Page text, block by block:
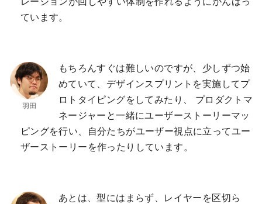
ています。
もちろんすぐは難しいのですが、少しずつ始
めていて、デザインスプリントを実施してプ
ロトタイピングをしてみたり、 プロダクトマ
ネージャーと一緒にユーザーストーリーマッ
ピングを行い、自分たちがユーザー視点に立ってユー
ザーストーリーを作ったりしています。
あとは、型にはまらず、レイヤーを区切ら